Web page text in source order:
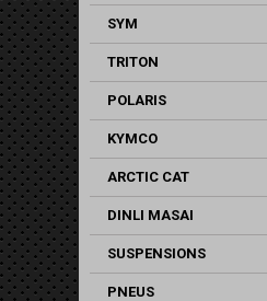
SYM
TRITON
POLARIS
KYMCO
ARCTIC CAT
DINLI MASAI
SUSPENSIONS
PNEUS